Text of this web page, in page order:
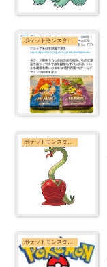
ポケットモンスターシリーズまとめ
ポケットモンスターシリーズまとめ